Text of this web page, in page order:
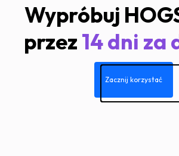
Wypróbuj
przez 14 dni za
Zacznij korzystać